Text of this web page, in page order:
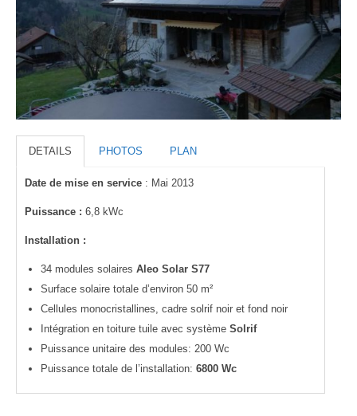
DETAILS PHOTOS PLAN
Date de mise en service : Mai 2013
Puissance : 6,8 kWc
Installation :
34 modules solaires Aleo Solar S77
Surface solaire totale d’environ 50 m²
Cellules monocristallines, cadre solrif noir et fond noir
Intégration en toiture tuile avec système Solrif
Puissance unitaire des modules: 200 Wc
Puissance totale de l’installation: 6800 Wc